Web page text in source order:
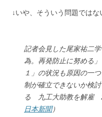
↓いや、そういう問題ではな
記者会見した尾家祐二
為。再発防止に努める
１」の状況も原因の一
制が確立できないか検
る 九工大助教を解雇
日本新聞）